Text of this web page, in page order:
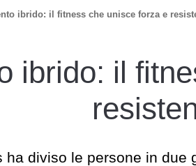
ibrido: il fitness che unisce forza e
ibrido: il
ha diviso le persone in